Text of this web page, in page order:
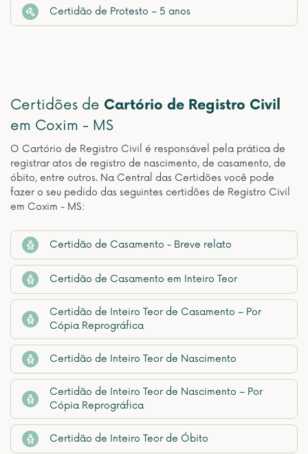
Certidão de Protesto – 5 anos
Certidões de Cartório de Registro Civil
em Coxim - MS
O Cartório de Registro Civil é responsável pela prática de
registrar atos de registro de nascimento, de casamento, de
óbito, entre outros. Na Central das Certidões você pode
fazer o seu pedido das seguintes certidões de Registro Civil
em Coxim - MS:
Certidão de Casamento - Breve relato
Certidão de Casamento em Inteiro Teor
Certidão de Inteiro Teor de Casamento – Por
Cópia Reprográfica
Certidão de Inteiro Teor de Nascimento
Certidão de Inteiro Teor de Nascimento – Por
Cópia Reprográfica
Certidão de Inteiro Teor de Óbito